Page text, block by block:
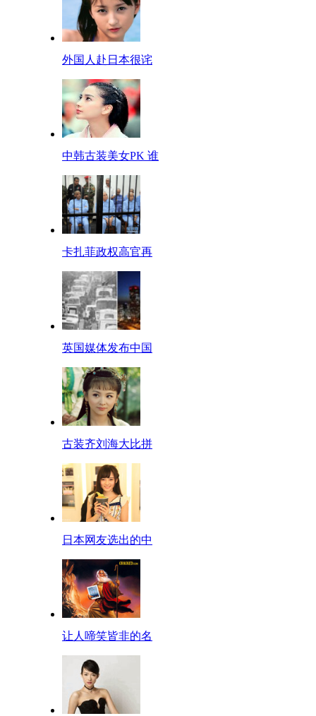
外国人赴日本很诧
中韩古装美女PK 谁
卡扎菲政权高官再
英国媒体发布中国
古装齐刘海大比拼
日本网友选出的中
让人啼笑皆非的名